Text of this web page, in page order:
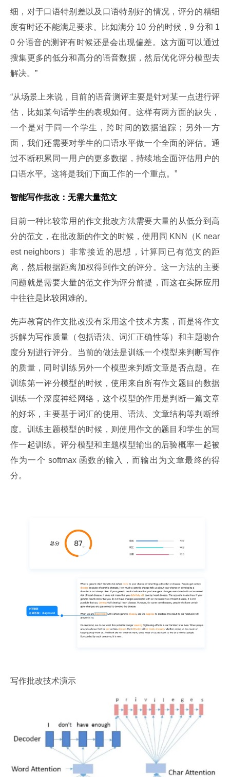
细，对于口语特别差以及口语特别好的情况，评分的精细
度有时还不能满足要求。比如满分 10 分的时候，9 分和 1
0 分语音的测评有时候还是会出现偏差。这方面可以通过
搜集更多的低分和高分的语音数据，然后优化评分模型去
解决。”
“从场景上来说，目前的语音测评主要是针对某一点进行评
估，比如某句话学生的表现如何。这样有两方面的缺失，
一个是对于同一个学生，跨时间的数据追踪；另外一方
面，我们还需要对学生的口语水平做一个全面的评估。通
过不断积累同一用户的更多数据，持续地全面评估用户的
口语水平。这将是我们下面工作的一个重点。”
智能写作批改：无需大量范文
目前一种比较常用的作文批改方法需要大量的从低分到高
分的范文，在批改新的作文的时候，使用同 KNN（K near
est neighbors）非常接近的思想，计算同已有范文的距
离，然后根据距离加权得到作文的评分。这一方法的主要
问题就是需要大量的范文作为评分前提，而这在实际应用
中往往是比较困难的。
先声教育的作文批改没有采用这个技术方案，而是将作文
拆解为写作质量（包括语法、词汇正确性等）和主题吻合
度分别进行评分。当前的做法是训练一个模型来判断写作
的质量，同时训练另外一个模型来判断文章是否点题。在
训练第一评分模型的时候，使用来自所有作文题目的数据
训练一个深度神经网络，这个模型的作用是判断一篇文章
的好坏，主要基于词汇的使用、语法、文章结构等判断维
度。训练主题模型的时候，则使用作文的题目和学生的写
作一起训练。评分模型和主题模型输出的后验概率一起被
作为一个 softmax 函数的输入，而输出为文章最终的得
分。
写作批改技术演示